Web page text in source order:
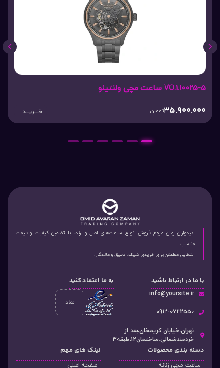
VO.1.10025-5 ساعت مچی ولنتینو
35,900,000تومان خـــریـــد
1
2
3
4
5
امیدواران زمان مرجع فروش انواع ساعت‌های اصل و برند، با تضمین کیفیت و قیمت
مناسب.
انتخابی مطمئن برای خریدی شیک، دقیق و ماندگار.
با ما در ارتباط باشید
info@yoursite.ir
۰912-0722550
تهران،خیابان کریمخان،بعد از
خردمندشمالی،ساختمان12،طبقه3
به ما اعتماد کنید
دسته‌ بندی محصولات
ساعت مچی زنانه
لینک های مهم
صفحه اصلی